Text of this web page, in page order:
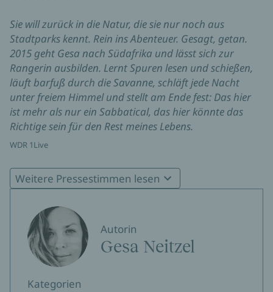
Sie will zurück in die Natur, die sie nur noch aus
Stadtparks kennt. Rein ins Abenteuer. Gesagt, getan.
2015 geht Gesa nach Südafrika und lässt sich zur
Rangerin ausbilden. Lernt Spuren lesen und schießen,
läuft barfuß durch die Savanne, schläft jede Nacht
unter freiem Himmel und stellt am Ende fest: Das hier
ist mehr als nur ein Sabbatical, das hier könnte das
Richtige sein für den Rest meines Lebens.
WDR 1Live
"Gesa Neitzel nimmt die Leser mit auf eine
unvergessliche Reise."
Ludwigsburger Wochenblatt
Ein Gute-Laune-Buch, das Lust auf Abenteuer macht.
Brigitte
Weitere Pressestimmen lesen
Autorin
Gesa Neitzel
Kategorien